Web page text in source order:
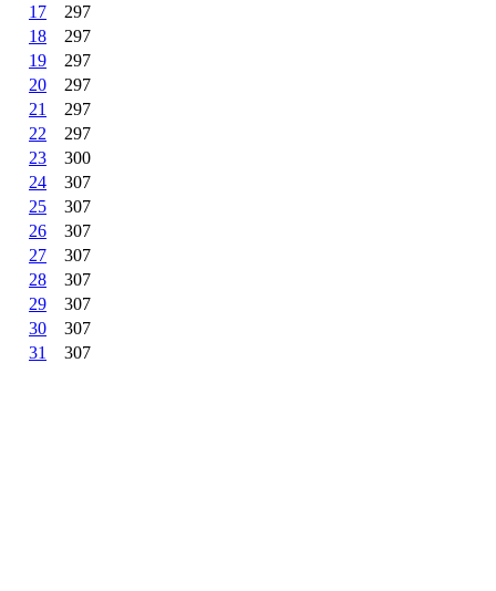
17
297
18
297
19
297
20
297
21
297
22
297
23
300
24
307
25
307
26
307
27
307
28
307
29
307
30
307
31
307